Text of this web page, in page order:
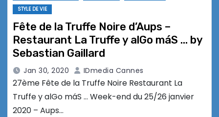
STYLE DE VIE
Fête de la Truffe Noire d’Aups –
Restaurant La Truffe y alGo máS … by
Sebastian Gaillard
Jan 30, 2020 IDmedia Cannes
27ème Fête de la Truffe Noire Restaurant La
Truffe y alGo máS … Week-end du 25/26 janvier
2020 – Aups…